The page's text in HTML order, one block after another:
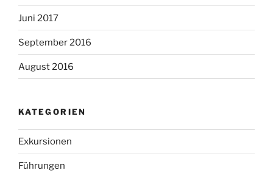
Juni 2017
September 2016
August 2016
KATEGORIEN
Exkursionen
Führungen